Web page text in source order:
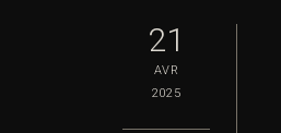
21
AVR
2025